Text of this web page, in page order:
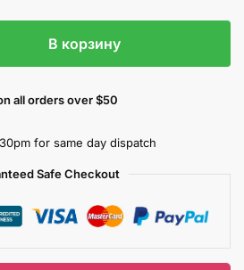
В корзину
all orders over $50
for same day dispatch
Safe Checkout